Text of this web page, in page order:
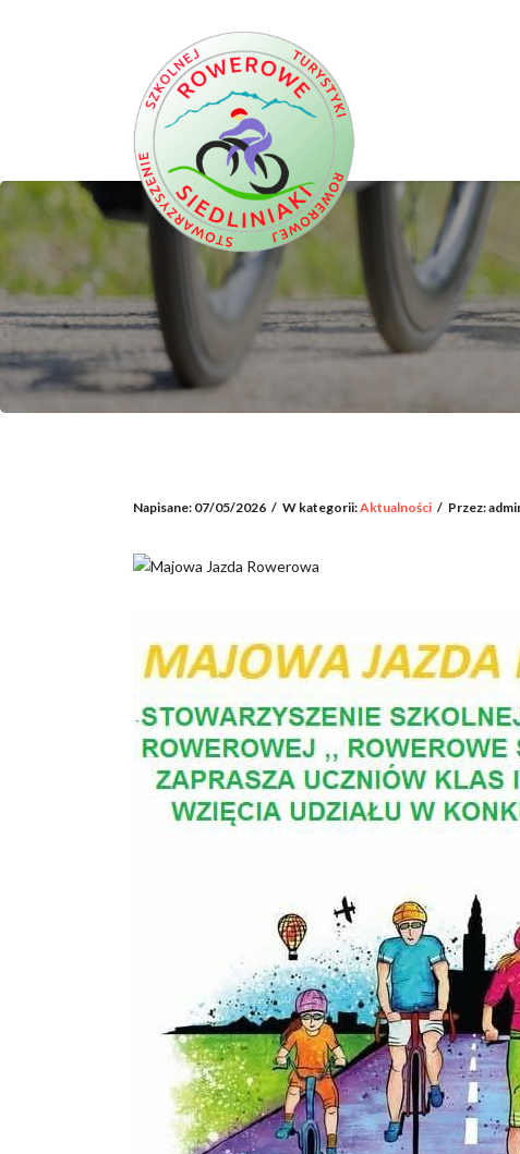
Napisane: 07/05/2026 / W kategorii:Aktualności / Przez: